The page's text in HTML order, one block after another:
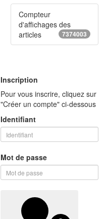
Compteur
d'affichages des
articles
7374003
Inscription
Pour vous inscrire, cliquez sur
"Créer un compte" ci-dessous
Identifiant
Mot de passe